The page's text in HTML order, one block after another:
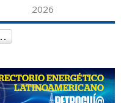
2026